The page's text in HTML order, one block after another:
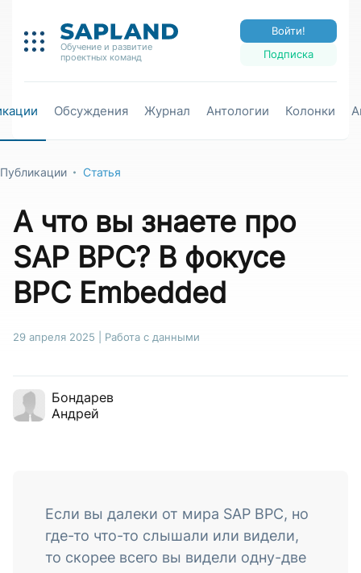
Обучение и развитие
проектных команд
Подписка
Войти!
Обсуждения Журнал Антологии Колонки
Публикации Статья
А что вы знаете про
SAP BPC? В фокусе
BPC Embedded
29 апреля 2025 Работа с данными
Бондарев
Андрей
Если вы далеки от мира SAP BPC, но
где-то что-то слышали или видели,
то скорее всего вы видели одну-две